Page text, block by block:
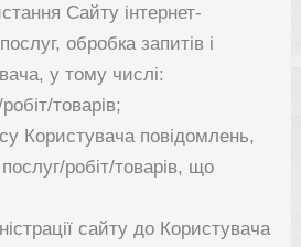
Сайту інтернет-
обробка запитів і
у тому числі:
товарів;
Користувача повідомлень,
робіт/товарів, що
сайту до Користувача